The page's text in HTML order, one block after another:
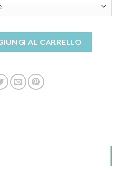
AL CARRELLO